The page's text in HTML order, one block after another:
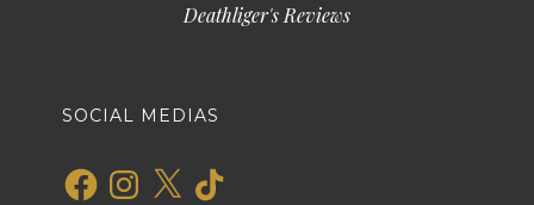
Deathliger's Reviews
SOCIAL MEDIAS
FacebookInstagram
X TikTok